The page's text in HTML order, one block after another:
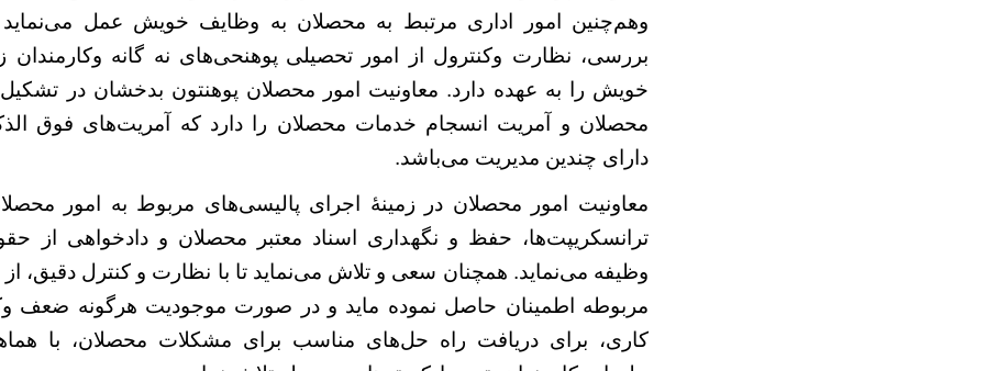
وهم‌چنین امور اداری مرتبط به محصلان به وظایف خویش عمل می‌نماید
بررسی، نظارت وکنترول از امور تحصیلی پوهنحی‌های نه ‌گانه
خویش را به عهده دارد. معاونیت امور محصلان پوهنتون بدخشان در تشکیل
محصلان و آمریت انسجام خدمات محصلان را دارد که آمریت‌های فوق
دارای چندین مدیریت می‌باشد.
معاونیت امور محصلان در زمینۀ اجرای پالیسی‌های مربوط به امور
ترانسکریپت‌ها، حفظ و نگهداری اسناد معتبر محصلان و دادخواهی از
وظیفه می‌نماید. همچنان سعی و تلاش می‌نماید تا با نظارت و کنترل دقیق،
‌مربوطه اطمینان حاصل نموده ماید و در صورت موجودیت هرگونه ضعف
کاری، برای دریافت راه‌ حل‌های مناسب برای مشکلات محصلان، با